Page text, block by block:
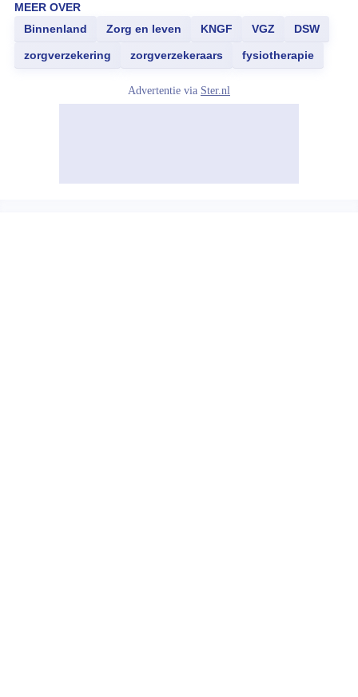
MEER OVER
Binnenland
Zorg en leven KNGF VGZ DSW
zorgverzekering zorgverzekeraars fysiotherapie
Advertentie via Ster.nl